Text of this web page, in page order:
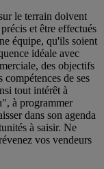
le terrain doivent
et être effectués
équipe, qu'ils soient
idéale avec
des objectifs
compétences de ses
tout intérêt à
à programmer
dans son agenda
à saisir. Ne
vos vendeurs